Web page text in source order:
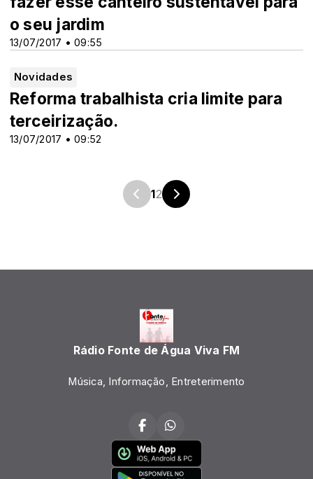
13/07/2017 • 09:55
o seu jardim
Novidades
13/07/2017 • 09:52
Reforma trabalhista cria limite para
terceirização.
12
Rádio Fonte de Água Viva FM
Música, Informação, Entreterimento